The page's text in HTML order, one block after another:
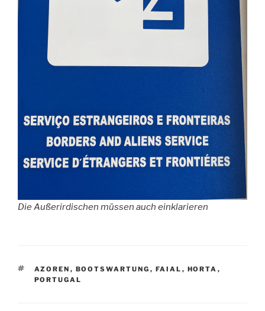
Die Außerirdischen müssen auch einklarieren
SCHLAGWÖRTER
AZOREN , BOOTSWARTUNG , FAIAL , HORTA ,
PORTUGAL